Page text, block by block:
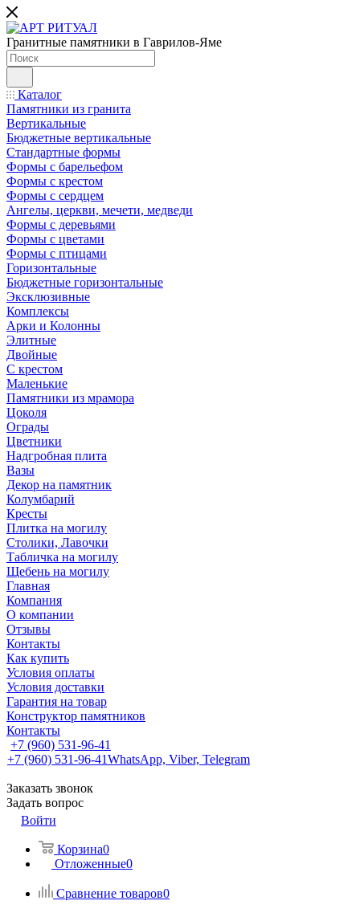
Гранитные памятники в Гаврилов-Яме
Каталог
Памятники из гранита
Вертикальные
Бюджетные вертикальные
Стандартные формы
Формы с барельефом
Формы с крестом
Формы с сердцем
Ангелы, церкви, мечети, медведи
Формы с деревьями
Формы с цветами
Формы с птицами
Горизонтальные
Бюджетные горизонтальные
Эксклюзивные
Комплексы
Арки и Колонны
Элитные
Двойные
С крестом
Маленькие
Памятники из мрамора
Цоколя
Ограды
Цветники
Надгробная плита
Вазы
Декор на памятник
Колумбарий
Кресты
Плитка на могилу
Столики, Лавочки
Табличка на могилу
Щебень на могилу
Главная
Компания
О компании
Отзывы
Контакты
Как купить
Условия оплаты
Условия доставки
Гарантия на товар
Конструктор памятников
Контакты
+7 (960) 531-96-41
+7 (960) 531-96-41WhatsApp, Viber, Telegram
Заказать звонок
Задать вопрос
Войти
Корзина0
Отложенные0
Сравнение товаров0